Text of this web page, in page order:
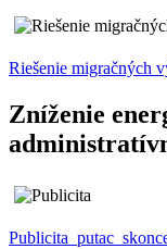
Riešenie migračných
Zníženie